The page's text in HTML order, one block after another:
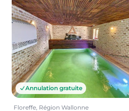
Annulation gratuite
Floreffe, Région Wallonne